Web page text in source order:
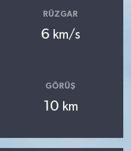
RÜZGAR
6 km/s
GÖRÜŞ
10 km